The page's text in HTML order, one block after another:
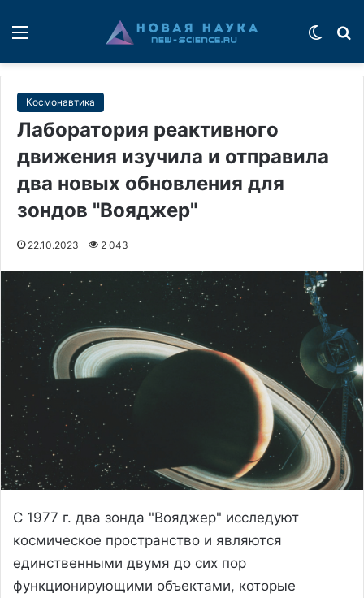
Космонавтика
Лаборатория реактивного
движения изучила и отправила
два новых обновления для
зондов "Вояджер"
22.10.2023 2 043
С 1977 г. два зонда "Вояджер" исследуют
космическое пространство и являются
единственными двумя до сих пор
функционирующими объектами, которые